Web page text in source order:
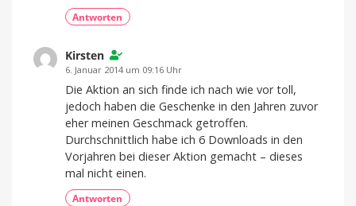
Antworten
Kirsten
6. Januar 2014 um 09:16 Uhr
Die Aktion an sich finde ich nach wie vor toll,
jedoch haben die Geschenke in den Jahren zuvor
eher meinen Geschmack getroffen.
Durchschnittlich habe ich 6 Downloads in den
Vorjahren bei dieser Aktion gemacht – dieses
mal nicht einen.
Antworten